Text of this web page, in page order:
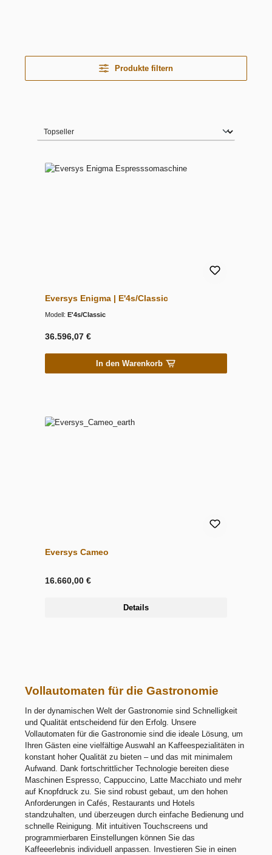
Produkte filtern
Eversys Enigma | E'4s/Classic
Modell: E'4s/Classic
36.596,07 €
In den Warenkorb
Eversys Cameo
16.660,00 €
Details
Vollautomaten für die Gastronomie
In der dynamischen Welt der Gastronomie sind Schnelligkeit
und Qualität entscheidend für den Erfolg. Unsere
Vollautomaten für die Gastronomie sind die ideale Lösung, um
Ihren Gästen eine vielfältige Auswahl an Kaffeespezialitäten in
konstant hoher Qualität zu bieten – und das mit minimalem
Aufwand. Dank fortschrittlicher Technologie bereiten diese
Maschinen Espresso, Cappuccino, Latte Macchiato und mehr
auf Knopfdruck zu. Sie sind robust gebaut, um den hohen
Anforderungen in Cafés, Restaurants und Hotels
standzuhalten, und überzeugen durch einfache Bedienung und
schnelle Reinigung. Mit intuitiven Touchscreens und
programmierbaren Einstellungen können Sie das
Kaffeeerlebnis individuell anpassen. Investieren Sie in einen